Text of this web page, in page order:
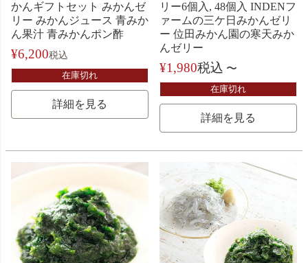
かんギフトセット みかんゼ
リー みかんジュース 青みか
ん果汁 青みかんポン酢
¥6,200税込
在庫切れ
詳細を見る
リー6個入, 48個入 INDENフ
ァームの三ケ日みかんゼリ
ー 位田みかん園の寒天みか
んゼリー
¥1,980税込 〜
在庫切れ
詳細を見る